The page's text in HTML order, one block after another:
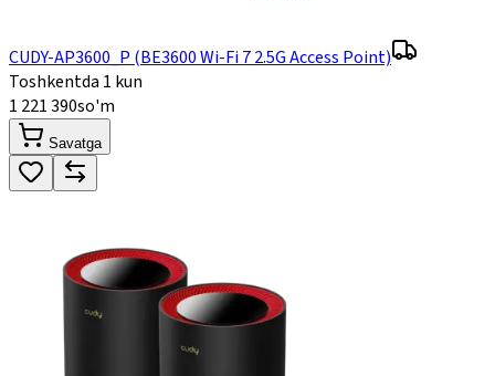
CUDY-AP3600_P (BE3600 Wi-Fi 7 2.5G Access Point)
Toshkentda 1 kun
1 221 390so'm
Savatga